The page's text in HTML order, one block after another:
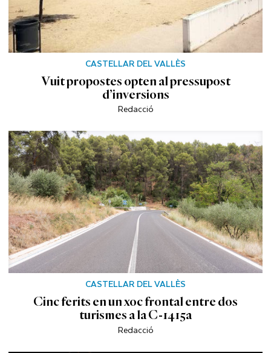
CASTELLAR DEL VALLÈS
Vuit propostes opten al pressupost
d’inversions
Redacció
CASTELLAR DEL VALLÈS
Cinc ferits en un xoc frontal entre dos
turismes a la C-1415a
Redacció